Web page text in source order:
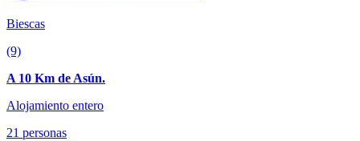
Biescas
(9)
A 10 Km de Asún.
Alojamiento entero
21 personas